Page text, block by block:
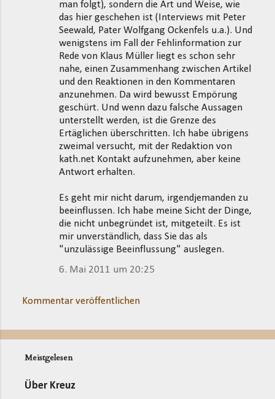
man folgt), sondern die Art und Weise, wie
das hier geschehen ist (Interviews mit Peter
Seewald, Pater Wolfgang Ockenfels u.a.). Und
wenigstens im Fall der Fehlinformation zur
Rede von Klaus Müller liegt es schon sehr
nahe, einen Zusammenhang zwischen Artikel
und den Reaktionen in den Kommentaren
anzunehmen. Da wird bewusst Empörung
geschürt. Und wenn dazu falsche Aussagen
unterstellt werden, ist die Grenze des
Ertäglichen überschritten. Ich habe übrigens
zweimal versucht, mit der Redaktion von
kath.net Kontakt aufzunehmen, aber keine
Antwort erhalten.
Es geht mir nicht darum, irgendjemanden zu
beeinflussen. Ich habe meine Sicht der Dinge,
die nicht unbegründet ist, mitgeteilt. Es ist
mir unverständlich, dass Sie das als
"unzulässige Beeinflussung" auslegen.
6. Mai 2011 um 20:25
Kommentar veröffentlichen
Meistgelesen
Über Kreuz